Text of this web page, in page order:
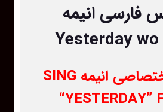
فارسی انیمه
Yesterday
زیرنویس اختصاصی انیمه SING
“YESTERDAY”